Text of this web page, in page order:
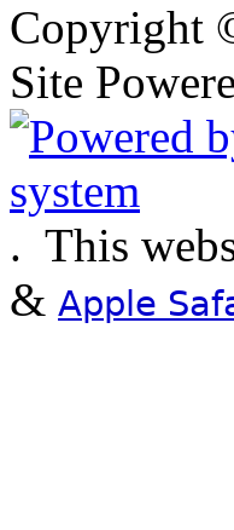
Copyright
Site
. This
& Apple